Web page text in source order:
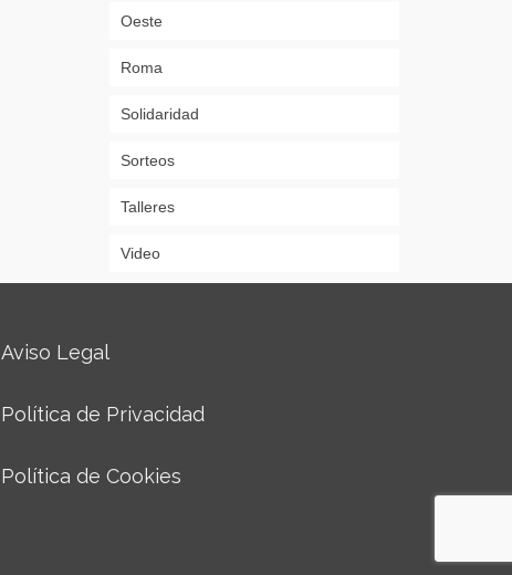
Oeste
Roma
Solidaridad
Sorteos
Talleres
Video
Aviso Legal
Política de Privacidad
Política de Cookies